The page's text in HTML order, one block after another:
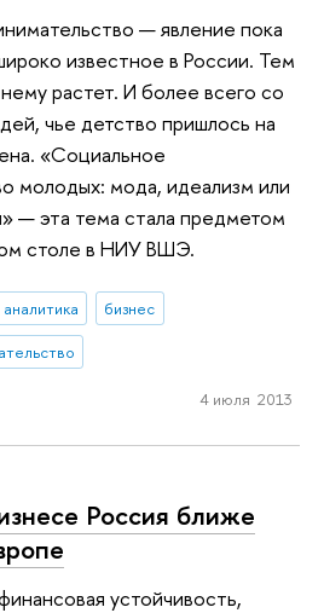
— явление пока
известное в России. Тем
растет. И более всего со
чье детство пришлось на
«Социальное
молодых: мода, идеализм или
— эта тема стала предметом
столе в НИУ ВШЭ.
бизнес
4 июля 2013
Россия ближе
устойчивость,